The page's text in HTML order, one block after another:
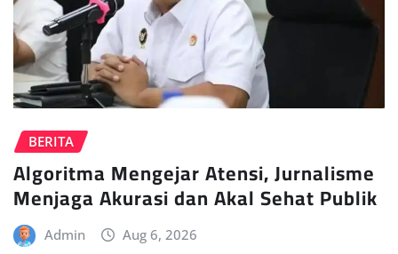
BERITA
Algoritma Mengejar Atensi, Jurnalisme
Menjaga Akurasi dan Akal Sehat Publik
Admin Aug 6, 2026